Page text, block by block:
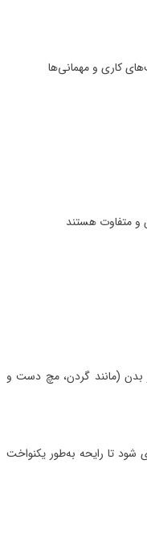
بدن (مانند گردن، مچ دست و
اسپری شود تا رایحه به‌طور یکنواخت